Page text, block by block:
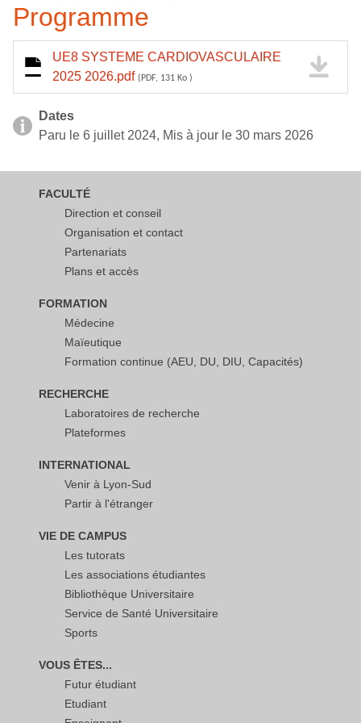
Programme
UE8 SYSTEME CARDIOVASCULAIRE
2025 2026.pdf (PDF, 131 Ko )
Dates
Paru le 6 juillet 2024, Mis à jour le 30 mars 2026
FACULTÉ
Direction et conseil
Organisation et contact
Partenariats
Plans et accès
FORMATION
Médecine
Maïeutique
Formation continue (AEU, DU, DIU, Capacités)
RECHERCHE
Laboratoires de recherche
Plateformes
INTERNATIONAL
Venir à Lyon-Sud
Partir à l'étranger
VIE DE CAMPUS
Les tutorats
Les associations étudiantes
Bibliothèque Universitaire
Service de Santé Universitaire
Sports
VOUS ÊTES...
Futur étudiant
Etudiant